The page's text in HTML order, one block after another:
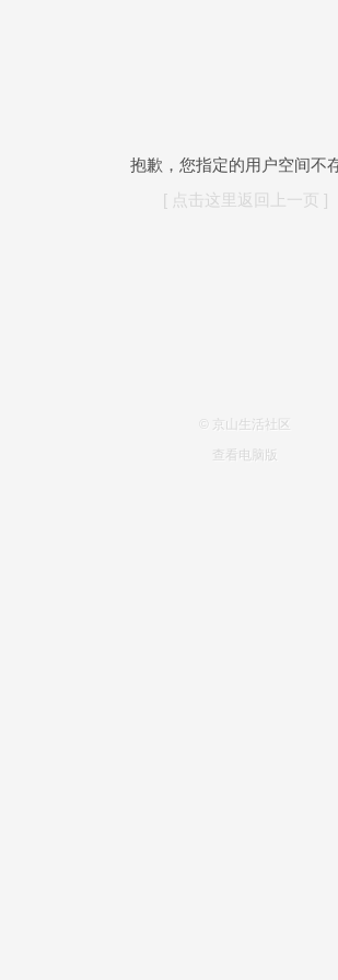
抱歉，您指定的用户空间不
[ 点击这里返回上一页 ]
© 京山生活社区
查看电脑版